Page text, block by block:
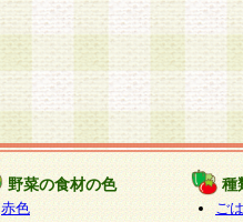
野菜の食材の色
赤色
種
ご